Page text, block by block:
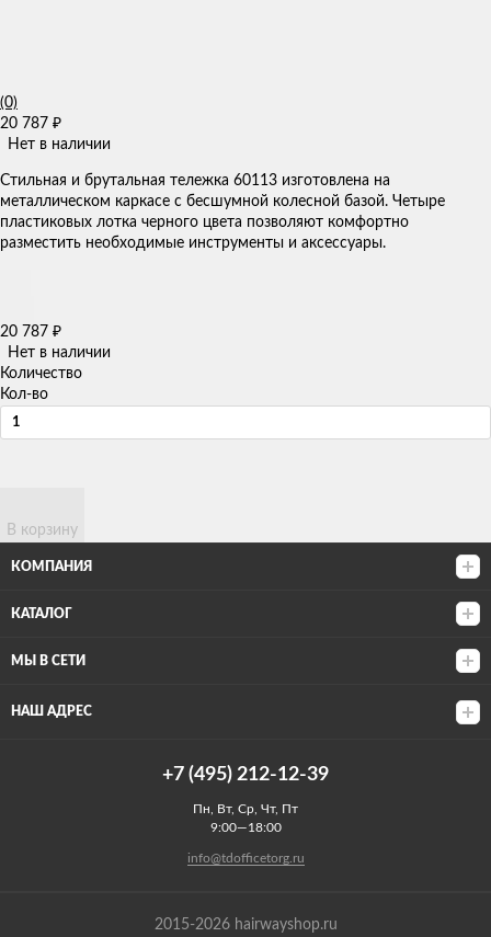
(0)
20 787 ₽
Нет в наличии
Стильная и брутальная тележка 60113 изготовлена на
металлическом каркасе с бесшумной колесной базой. Четыре
пластиковых лотка черного цвета позволяют комфортно
разместить необходимые инструменты и аксессуары.
20 787 ₽
Нет в наличии
Количество
Кол-во
В корзину
КОМПАНИЯ
КАТАЛОГ
МЫ В СЕТИ
НАШ АДРЕС
+7 (495) 212-12-39
Пн, Вт, Ср, Чт, Пт
9:00—18:00
info@tdofficetorg.ru
2015-2026 hairwayshop.ru